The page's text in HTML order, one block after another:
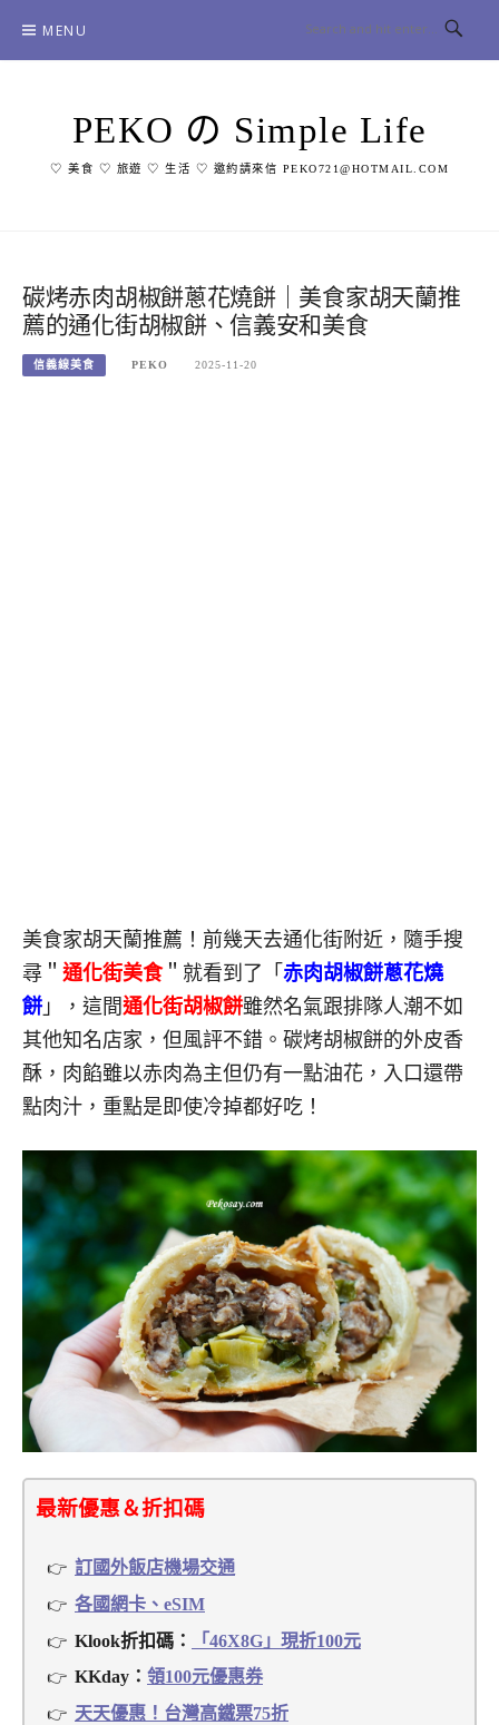
content
MENU
PEKO の Simple Life
♡ 美食 ♡ 旅遊 ♡ 生活 ♡ 邀約請來信 PEKO721@HOTMAIL.COM
碳烤赤肉胡椒餅蔥花燒餅｜美食家胡天蘭推
薦的通化街胡椒餅、信義安和美食
信義線美食 PEKO 2025-11-20
美食家胡天蘭推薦！前幾天去通化街附近，隨手搜
尋＂ 通化街美食＂就看到了「 赤肉胡椒餅蔥花燒
餅 」，這間通化街胡椒餅雖然名氣跟排隊人潮不如
其他知名店家，但風評不錯。碳烤胡椒餅的外皮香
酥，肉餡雖以赤肉為主但仍有一點油花，入口還帶
點肉汁，重點是即使冷掉都好吃！
最新優惠＆折扣碼
訂國外飯店機場交通
各國網卡、eSIM
Klook折扣碼：
「46X8G」現折100元
KKday： 領100元優惠券
天天優惠！台灣高鐵票75折